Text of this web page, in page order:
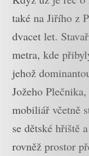
také na Jiřího z
dvacet let.
metra, kde
jehož
Jožeho
mobiliář včetně
se dětské hřiště
rovněž prostor